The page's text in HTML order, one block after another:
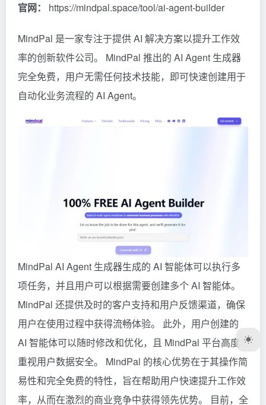
官网： https://mindpal.space/tool/ai-agent-builder
MindPal 是一家专注于提供 AI 解决方案以提升工作效
率的创新软件公司。 MindPal 推出的 AI Agent 生成器
完全免费，用户无需任何技术技能，即可快速创建用于
自动化业务流程的 AI Agent。
MindPal AI Agent 生成器生成的 AI 智能体可以执行多
项任务，并且用户可以根据需要创建多个 AI 智能体。
MindPal 还提供及时的客户支持和用户反馈渠道，确保
用户在使用过程中获得流畅体验。 此外，用户创建的
AI 智能体可以随时修改和优化，且 MindPal 平台高度
重视用户数据安全。 MindPal 的核心优势在于其操作简
易性和完全免费的特性，旨在帮助用户快速提升工作效
率，从而在激烈的商业竞争中获得领先优势。 目前，全